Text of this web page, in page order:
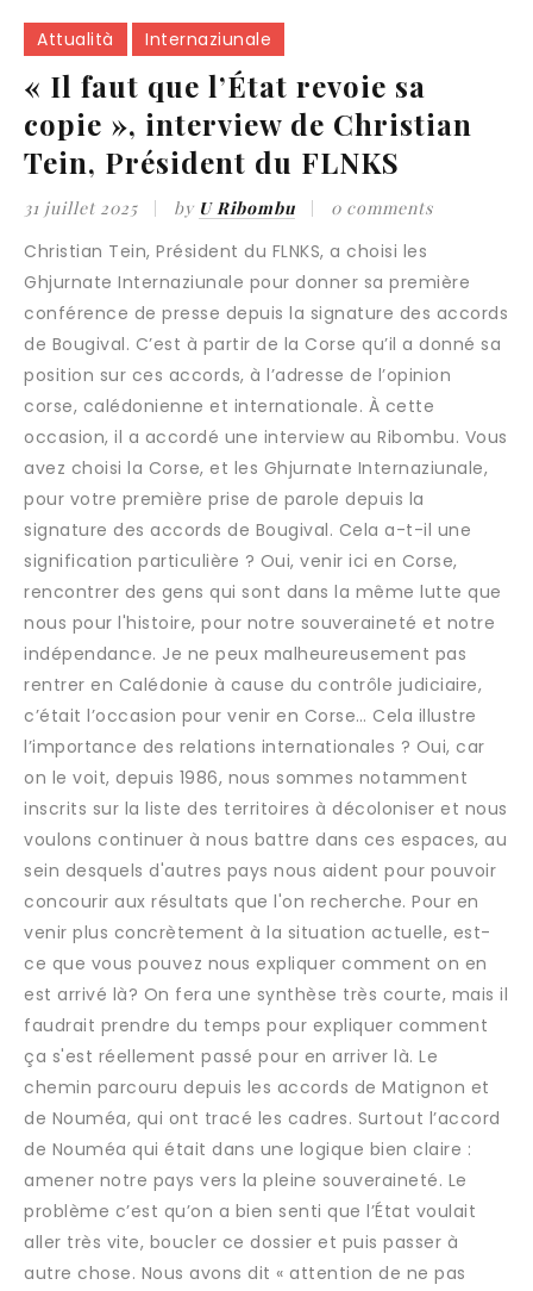
Attualità Internaziunale
« Il faut que l’État revoie sa
copie », interview de Christian
Tein, Président du FLNKS
31 juillet 2025 by U Ribombu 0 comments
Christian Tein, Président du FLNKS, a choisi les
Ghjurnate Internaziunale pour donner sa première
conférence de presse depuis la signature des accords
de Bougival. C’est à partir de la Corse qu’il a donné sa
position sur ces accords, à l’adresse de l’opinion
corse, calédonienne et internationale. À cette
occasion, il a accordé une interview au Ribombu. Vous
avez choisi la Corse, et les Ghjurnate Internaziunale,
pour votre première prise de parole depuis la
signature des accords de Bougival. Cela a-t-il une
signification particulière ? Oui, venir ici en Corse,
rencontrer des gens qui sont dans la même lutte que
nous pour l'histoire, pour notre souveraineté et notre
indépendance. Je ne peux malheureusement pas
rentrer en Calédonie à cause du contrôle judiciaire,
c’était l’occasion pour venir en Corse… Cela illustre
l’importance des relations internationales ? Oui, car
on le voit, depuis 1986, nous sommes notamment
inscrits sur la liste des territoires à décoloniser et nous
voulons continuer à nous battre dans ces espaces, au
sein desquels d'autres pays nous aident pour pouvoir
concourir aux résultats que l'on recherche. Pour en
venir plus concrètement à la situation actuelle, est-
ce que vous pouvez nous expliquer comment on en
est arrivé là? On fera une synthèse très courte, mais il
faudrait prendre du temps pour expliquer comment
ça s'est réellement passé pour en arriver là. Le
chemin parcouru depuis les accords de Matignon et
de Nouméa, qui ont tracé les cadres. Surtout l’accord
de Nouméa qui était dans une logique bien claire :
amener notre pays vers la pleine souveraineté. Le
problème c’est qu’on a bien senti que l’État voulait
aller très vite, boucler ce dossier et puis passer à
autre chose. Nous avons dit « attention de ne pas